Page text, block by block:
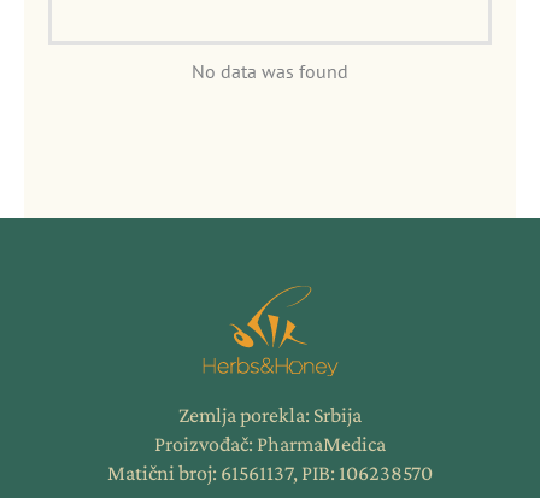
No data was found
Zemlja porekla: Srbija
Proizvođač: PharmaMedica
Matični broj: 61561137, PIB: 106238570